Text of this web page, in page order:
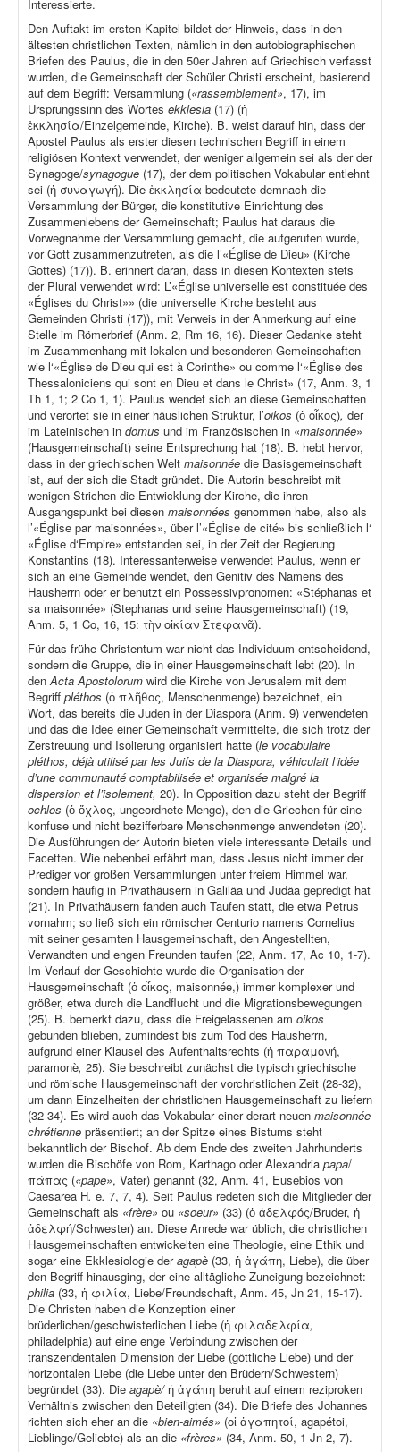
Interessierte.
Den Auftakt im ersten Kapitel bildet der Hinweis, dass in den
ältesten christlichen Texten, nämlich in den autobiographischen
Briefen des Paulus, die in den 50er Jahren auf Griechisch verfasst
wurden, die Gemeinschaft der Schüler Christi erscheint, basierend
auf dem Begriff: Versammlung («rassemblement», 17), im
Ursprungssinn des Wortes ekklesia (17) (ἡ
ἐκκλησία/Einzelgemeinde, Kirche). B. weist darauf hin, dass der
Apostel Paulus als erster diesen technischen Begriff in einem
religiösen Kontext verwendet, der weniger allgemein sei als der der
Synagoge/synagogue (17), der dem politischen Vokabular entlehnt
sei (ἡ συναγωγή). Die ἐκκλησία bedeutete demnach die
Versammlung der Bürger, die konstitutive Einrichtung des
Zusammenlebens der Gemeinschaft; Paulus hat daraus die
Vorwegnahme der Versammlung gemacht, die aufgerufen wurde,
vor Gott zusammenzutreten, als die l’«Église de Dieu» (Kirche
Gottes) (17)). B. erinnert daran, dass in diesen Kontexten stets
der Plural verwendet wird: L’«Église universelle est constituée des
«Églises du Christ»» (die universelle Kirche besteht aus
Gemeinden Christi (17)), mit Verweis in der Anmerkung auf eine
Stelle im Römerbrief (Anm. 2, Rm 16, 16). Dieser Gedanke steht
im Zusammenhang mit lokalen und besonderen Gemeinschaften
wie l‘«Église de Dieu qui est à Corinthe» ou comme l‘«Église des
Thessaloniciens qui sont en Dieu et dans le Christ» (17, Anm. 3, 1
Th 1, 1; 2 Co 1, 1). Paulus wendet sich an diese Gemeinschaften
und verortet sie in einer häuslichen Struktur, l’oikos (ὁ οἶκος), der
im Lateinischen in domus und im Französischen in «maisonnée»
(Hausgemeinschaft) seine Entsprechung hat (18). B. hebt hervor,
dass in der griechischen Welt maisonnée die Basisgemeinschaft
ist, auf der sich die Stadt gründet. Die Autorin beschreibt mit
wenigen Strichen die Entwicklung der Kirche, die ihren
Ausgangspunkt bei diesen maisonnées genommen habe, also als
l’«Église par maisonnées», über l’«Église de cité» bis schließlich l‘
«Église d‘Empire» entstanden sei, in der Zeit der Regierung
Konstantins (18). Interessanterweise verwendet Paulus, wenn er
sich an eine Gemeinde wendet, den Genitiv des Namens des
Hausherrn oder er benutzt ein Possessivpronomen: «Stéphanas et
sa maisonnée» (Stephanas und seine Hausgemeinschaft) (19,
Anm. 5, 1 Co, 16, 15: τὴν οἰκίαν Στεφανᾶ).
Für das frühe Christentum war nicht das Individuum entscheidend,
sondern die Gruppe, die in einer Hausgemeinschaft lebt (20). In
denActa Apostolorum wird die Kirche von Jerusalem mit dem
Begriff pléthos (ὁ πλῆθος, Menschenmenge) bezeichnet, ein
Wort, das bereits die Juden in der Diaspora (Anm. 9) verwendeten
und das die Idee einer Gemeinschaft vermittelte, die sich trotz der
Zerstreuung und Isolierung organisiert hatte (le vocabulaire
pléthos, déjà utilisé par les Juifs de la Diaspora, véhiculait l’idée
d’une communauté comptabilisée et organisée malgré la
dispersion et l’isolement, 20). In Opposition dazu steht der Begriff
ochlos (ὁ ὄχλος, ungeordnete Menge), den die Griechen für eine
konfuse und nicht bezifferbare Menschenmenge anwendeten (20).
Die Ausführungen der Autorin bieten viele interessante Details und
Facetten. Wie nebenbei erfährt man, dass Jesus nicht immer der
Prediger vor großen Versammlungen unter freiem Himmel war,
sondern häufig in Privathäusern in Galiläa und Judäa gepredigt hat
(21). In Privathäusern fanden auch Taufen statt, die etwa Petrus
vornahm; so ließ sich ein römischer Centurio namens Cornelius
mit seiner gesamten Hausgemeinschaft, den Angestellten,
Verwandten und engen Freunden taufen (22, Anm. 17, Ac 10, 1-7).
Im Verlauf der Geschichte wurde die Organisation der
Hausgemeinschaft (ὁ οἶκος, maisonnée,) immer komplexer und
größer, etwa durch die Landflucht und die Migrationsbewegungen
(25). B. bemerkt dazu, dass die Freigelassenen am oikos
gebunden blieben, zumindest bis zum Tod des Hausherrn,
aufgrund einer Klausel des Aufenthaltsrechts (ἡ παραμονή,
paramonè, 25). Sie beschreibt zunächst die typisch griechische
und römische Hausgemeinschaft der vorchristlichen Zeit (28-32),
um dann Einzelheiten der christlichen Hausgemeinschaft zu liefern
(32-34). Es wird auch das Vokabular einer derart neuen maisonnée
chrétienne präsentiert; an der Spitze eines Bistums steht
bekanntlich der Bischof. Ab dem Ende des zweiten Jahrhunderts
wurden die Bischöfe von Rom, Karthago oder Alexandria papa/
πάπας («pape», Vater) genannt (32, Anm. 41, Eusebios von
Caesarea H. e. 7, 7, 4). Seit Paulus redeten sich die Mitglieder der
Gemeinschaft als «frère» ou «soeur» (33) (ὁ ἀδελφός/Bruder, ἡ
ἀδελφή/Schwester) an. Diese Anrede war üblich, die christlichen
Hausgemeinschaften entwickelten eine Theologie, eine Ethik und
sogar eine Ekklesiologie deragapè (33, ἡ ἀγάπη, Liebe), die über
den Begriff hinausging, der eine alltägliche Zuneigung bezeichnet:
philia (33, ἡ φιλία, Liebe/Freundschaft, Anm. 45, Jn 21, 15-17).
Die Christen haben die Konzeption einer
brüderlichen/geschwisterlichen Liebe (ἡ φιλαδελφία,
philadelphia) auf eine enge Verbindung zwischen der
transzendentalen Dimension der Liebe (göttliche Liebe) und der
horizontalen Liebe (die Liebe unter den Brüdern/Schwestern)
begründet (33). Die agapè/ἡ ἀγάπη beruht auf einem reziproken
Verhältnis zwischen den Beteiligten (34). Die Briefe des Johannes
richten sich eher an die «bien-aimés» (οἱ ἀγαπητοί, agapétoi,
Lieblinge/Geliebte) als an die «frères» (34, Anm. 50, 1 Jn 2, 7).